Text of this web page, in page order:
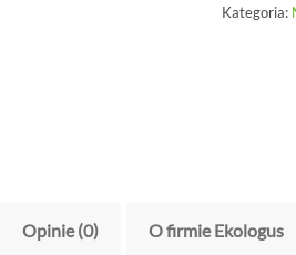
Kategoria:
Opinie (0) O firmie Ekologus